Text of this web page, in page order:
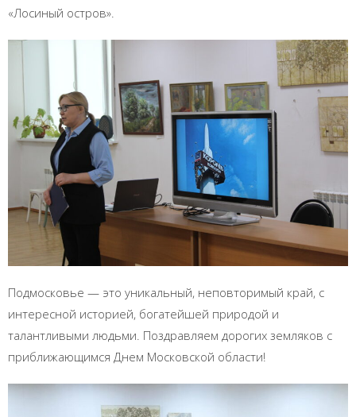
«Лосиный остров».
Подмосковье — это уникальный, неповторимый край, с
интересной историей, богатейшей природой и
талантливыми людьми. Поздравляем дорогих земляков с
приближающимся Днем Московской области!